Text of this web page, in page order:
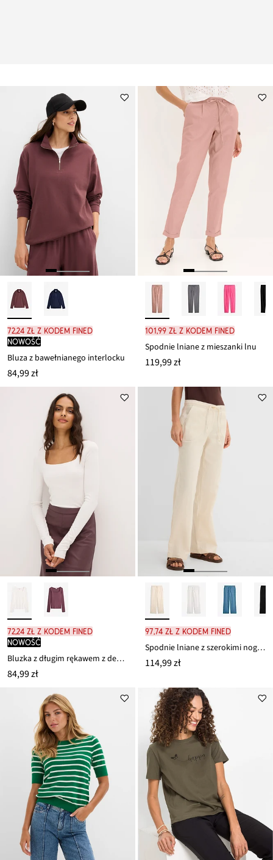
72,24 zł z kodem FINED
nowość
Bluza z bawełnianego interlocku
84,99 zł
101,99 zł z kodem FINED
Spodnie lniane z mieszanki lnu
119,99 zł
72,24 zł z kodem FINED
nowość
Bluzka z długim rękawem z dekoltem karo
84,99 zł
97,74 zł z kodem FINED
Spodnie lniane z szerokimi nogawkami
114,99 zł